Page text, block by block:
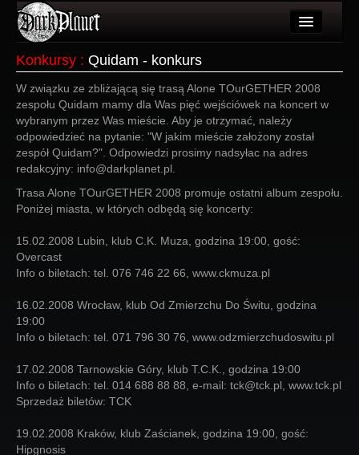
Wydarzenia
Galeria
Forum
Więcej
Login
Konkursy : Quidam - konkurs
W związku ze zbliżającą się trasą Alone TOurGETHER 2008
zespołu Quidam mamy dla Was pięć wejściówek na koncert w
wybranym przez Was mieście. Aby je otrzymać, należy
odpowiedzieć na pytanie: "W jakim mieście założony został
zespół Quidam?". Odpowiedzi prosimy nadsyłac na adres
redakcyjny: info@darkplanet.pl.
Trasa Alone TOurGETHER 2008 promuje ostatni album zespołu.
Poniżej miasta, w których odbędą się koncerty:
15.02.2008 Lubin, klub C.K. Muza, godzina 19:00, gość:
Overcast
Info o biletach: tel. 076 746 22 66, www.ckmuza.pl
16.02.2008 Wrocław, klub Od Zmierzchu Do Świtu, godzina
19:00
Info o biletach: tel. 071 796 30 76, www.odzmierzchudoswitu.pl
17.02.2008 Tarnowskie Góry, klub T.C.K., godzina 19:00
Info o biletach: tel. 014 688 88 88, e-mail: tck@tck.pl, www.tck.pl
Sprzedaż biletów: TCK
19.02.2008 Kraków, klub Zaścianek, godzina 19:00, gość:
Hipgnosis